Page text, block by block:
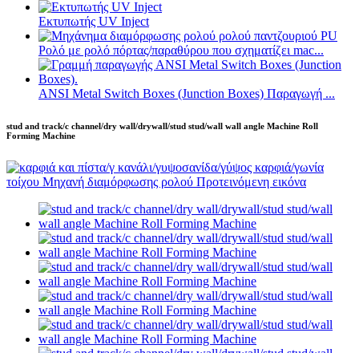
Εκτυπωτής UV Inject
Ρολό με ρολό πόρτας/παραθύρου που σχηματίζει mac...
ANSI Metal Switch Boxes (Junction Boxes) Παραγωγή ...
stud and track/c channel/dry wall/drywall/stud stud/wall wall angle Machine Roll
Forming Machine